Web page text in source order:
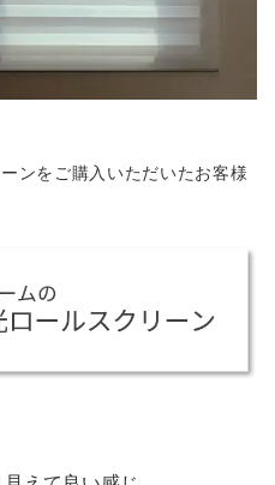
ンをご購入いただいたお客様